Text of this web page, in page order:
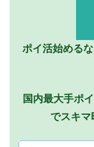
ポイ活始める
国内最大手ポ
でスキマ